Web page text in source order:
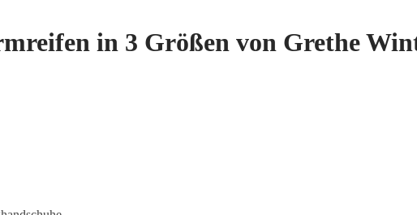
in 3 Größen von Grethe